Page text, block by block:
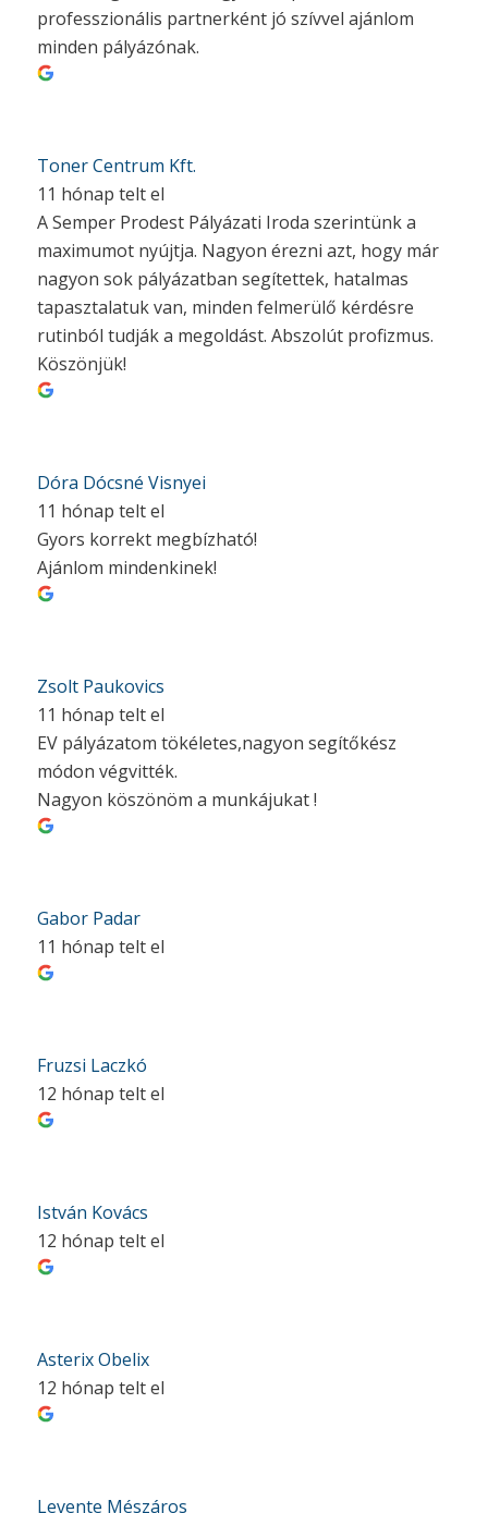
professzionális partnerként jó szívvel ajánlom
minden pályázónak.
Toner Centrum Kft.
11 hónap telt el
A Semper Prodest Pályázati Iroda szerintünk a
maximumot nyújtja. Nagyon érezni azt, hogy már
nagyon sok pályázatban segítettek, hatalmas
tapasztalatuk van, minden felmerülő kérdésre
rutinból tudják a megoldást. Abszolút profizmus.
Köszönjük!
Dóra Dócsné Visnyei
11 hónap telt el
Gyors korrekt megbízható!
Ajánlom mindenkinek!
Zsolt Paukovics
11 hónap telt el
EV pályázatom tökéletes,nagyon segítőkész
módon végvitték.
Nagyon köszönöm a munkájukat !
Gabor Padar
11 hónap telt el
Fruzsi Laczkó
12 hónap telt el
István Kovács
12 hónap telt el
Asterix Obelix
12 hónap telt el
Levente Mészáros